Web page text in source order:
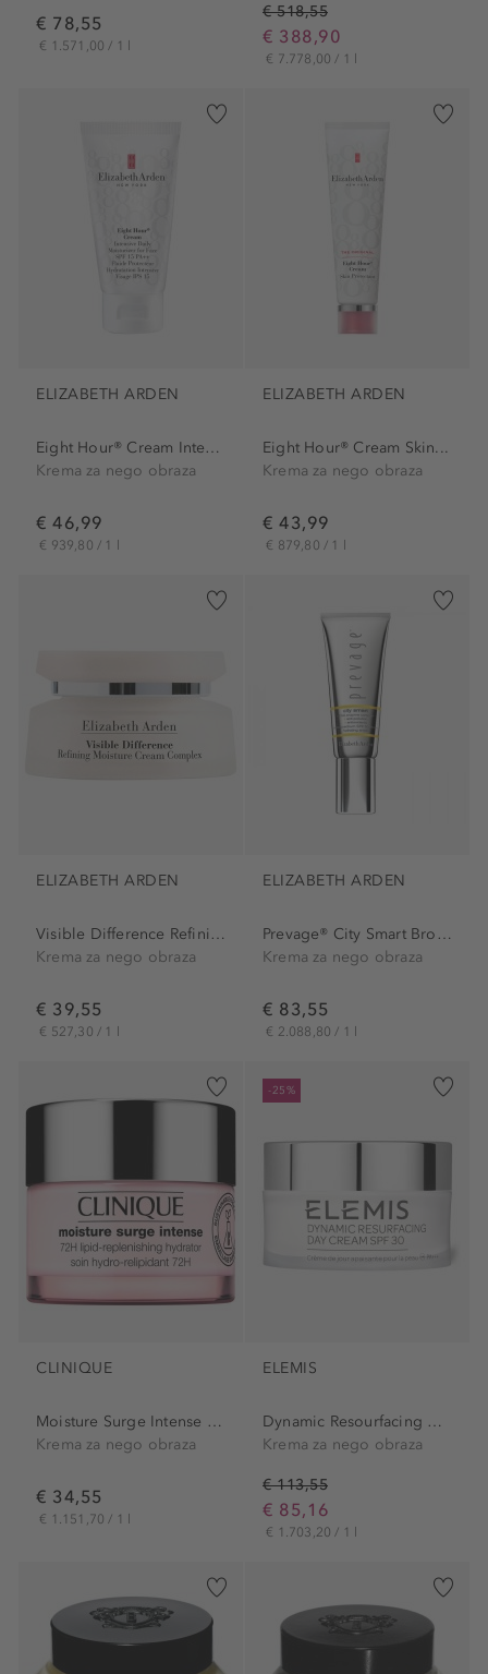
€ 78,55
€ 1.571,00 / 1 l
€ 518,55
€ 388,90
€ 7.778,00 / 1 l
ELIZABETH ARDEN
Eight Hour® Cream Intensive...
Krema za nego obraza
€ 46,99
€ 939,80 / 1 l
ELIZABETH ARDEN
Eight Hour® Cream Skin...
Krema za nego obraza
€ 43,99
€ 879,80 / 1 l
ELIZABETH ARDEN
Visible Difference Refining...
Krema za nego obraza
€ 39,55
€ 527,30 / 1 l
ELIZABETH ARDEN
Prevage® City Smart Broad...
Krema za nego obraza
€ 83,55
€ 2.088,80 / 1 l
CLINIQUE
Moisture Surge Intense 72H...
Krema za nego obraza
€ 34,55
€ 1.151,70 / 1 l
-25%
ELEMIS
Dynamic Resourfacing Day...
Krema za nego obraza
€ 113,55
€ 85,16
€ 1.703,20 / 1 l